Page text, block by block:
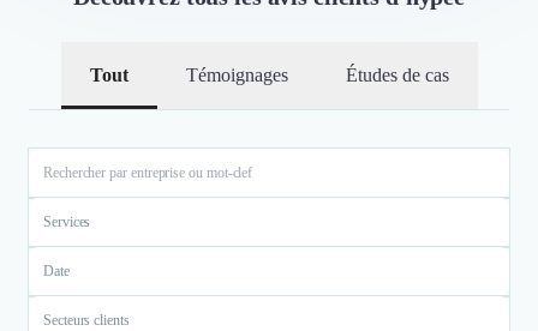
Tout Témoignages Études de cas
Services
Date
Secteurs clients